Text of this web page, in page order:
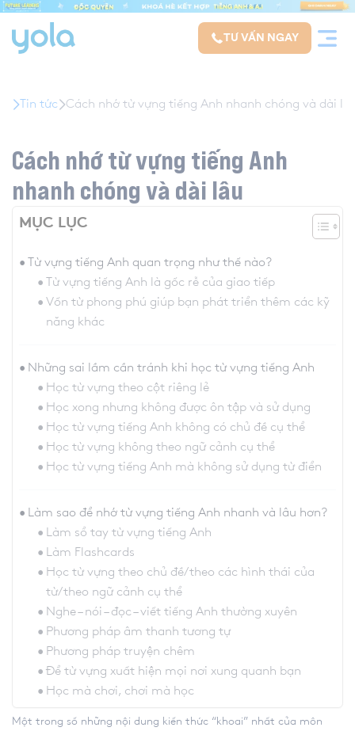
TƯ VẤN NGAY
Tin tức Cách nhớ từ vựng tiếng Anh nhanh chóng và dài
Cách nhớ từ vựng tiếng Anh
nhanh chóng và dài lâu
MỤC LỤC
Từ vựng tiếng Anh quan trọng như thế nào?
Từ vựng tiếng Anh là gốc rễ của giao tiếp
Vốn từ phong phú giúp bạn phát triển thêm các kỹ
năng khác
Những sai lầm cần tránh khi học từ vựng tiếng Anh
Học từ vựng theo cột riêng lẻ
Học xong nhưng không được ôn tập và sử dụng
Học từ vựng tiếng Anh không có chủ đề cụ thể
Học từ vựng không theo ngữ cảnh cụ thể
Học từ vựng tiếng Anh mà không sử dụng từ điển
Làm sao để nhớ từ vựng tiếng Anh nhanh và lâu hơn?
Làm sổ tay từ vựng tiếng Anh
Làm Flashcards
Học từ vựng theo chủ đề/theo các hình thái của
từ/theo ngữ cảnh cụ thể
Nghe – nói – đọc – viết tiếng Anh thường xuyên
Phương pháp âm thanh tương tự
Phương pháp truyện chêm
Để từ vựng xuất hiện mọi nơi xung quanh bạn
Học mà chơi, chơi mà học
Một trong số những nội dung kiến thức “khoai” nhất của môn
modal-check